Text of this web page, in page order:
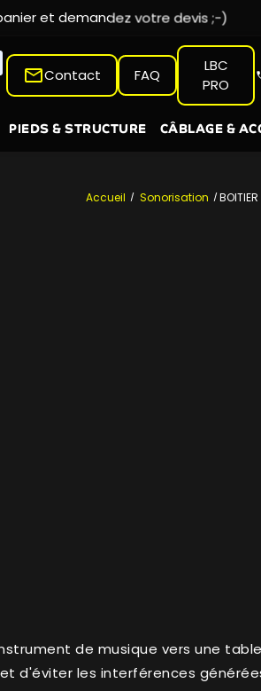
mail_outlineContact FAQ
LBC
PRO
PIEDS & STRUCTURE CÂBLAGE &
Accueil Sonorisation
de musique vers une
d'éviter les interférences